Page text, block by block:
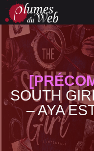
Aller
contenu
SOUTH
– AYA